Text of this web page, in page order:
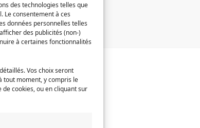
des technologies telles que
Le consentement à ces
données personnelles telles
des publicités (non-)
à certaines fonctionnalités
Vos choix seront
tout moment, y compris le
cookies, ou en cliquant sur